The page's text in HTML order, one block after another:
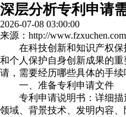
深层分析专利申请
2026-07-08 03:00:00
来源：http://
在科技创新和知识产权保
和个人保护自身创新成果的
请，需要经历哪些具体的手续
一、准备专利申请文件
专利申请说明书：详细描
领域、背景技术、发明内容、